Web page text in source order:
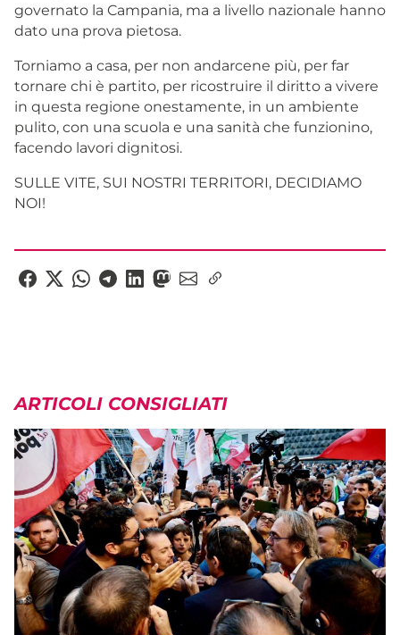
governato la Campania, ma a livello nazionale hanno
dato una prova pietosa.
Torniamo a casa, per non andarcene più, per far
tornare chi è partito, per ricostruire il diritto a vivere
in questa regione onestamente, in un ambiente
pulito, con una scuola e una sanità che funzionino,
facendo lavori dignitosi.
SULLE VITE, SUI NOSTRI TERRITORI, DECIDIAMO
NOI!
ARTICOLI CONSIGLIATI